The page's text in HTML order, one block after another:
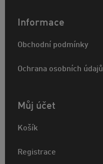
Informace
Obchodní podmínky
Ochrana osobních údajů
Můj účet
Košík
Registrace